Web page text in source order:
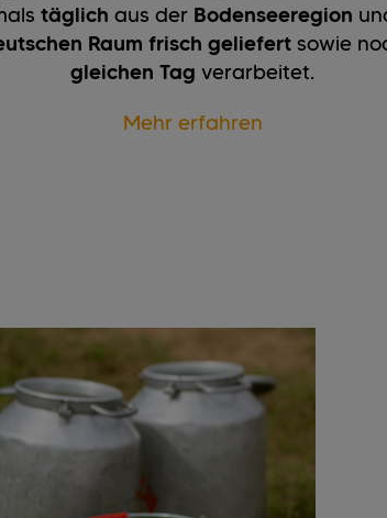
täglich aus der Bodenseeregion
Raum frisch geliefertsowie
gleichen Tag verarbeitet.
Mehr erfahren